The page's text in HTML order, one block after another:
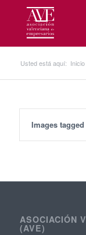
Usted está aquí: Inicio
Images
ASOCIACIÓN
(AVE)